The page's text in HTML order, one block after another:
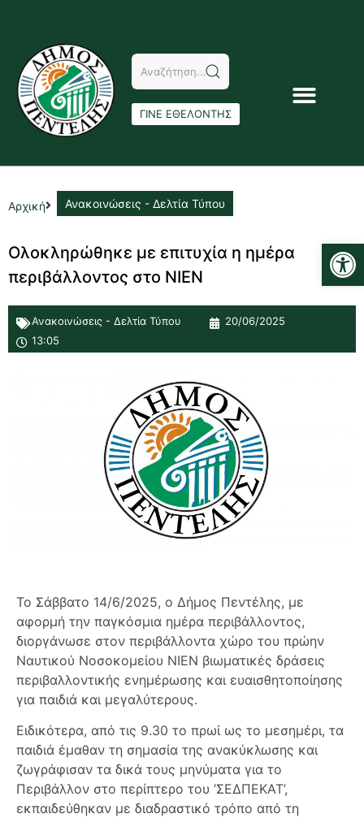
ΓΙΝΕ ΕΘΕΛΟΝΤΗΣ
Αρχική Ανακοινώσεις - Δελτία Τύπου
Ολοκληρώθηκε με επιτυχία η ημέρα
περιβάλλοντος στο ΝΙΕΝ
Ανακοινώσεις - Δελτία Τύπου
20/06/2025
13:05
Το Σάββατο 14/6/2025, ο Δήμος Πεντέλης, με
αφορμή την παγκόσμια ημέρα περιβάλλοντος,
διοργάνωσε στον περιβάλλοντα χώρο του πρώην
Ναυτικού Νοσοκομείου ΝΙΕΝ βιωματικές δράσεις
περιβαλλοντικής ενημέρωσης και ευαισθητοποίησης
για παιδιά και μεγαλύτερους.
Ειδικότερα, από τις 9.30 το πρωί ως το μεσημέρι, τα
παιδιά έμαθαν τη σημασία της ανακύκλωσης και
ζωγράφισαν τα δικά τους μηνύματα για το
Περιβάλλον στο περίπτερο του ‘ΣΕΔΠΕΚΑΤ’,
εκπαιδεύθηκαν με διαδραστικό τρόπο από τη